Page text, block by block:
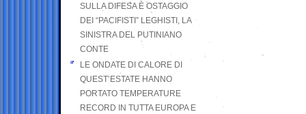
SULLA DIFESA È OSTAGGIO
DEI “PACIFISTI” LEGHISTI, LA
SINISTRA DEL PUTINIANO
CONTE
LE ONDATE DI CALORE DI
QUEST’ESTATE HANNO
PORTATO TEMPERATURE
RECORD IN TUTTA EUROPA E